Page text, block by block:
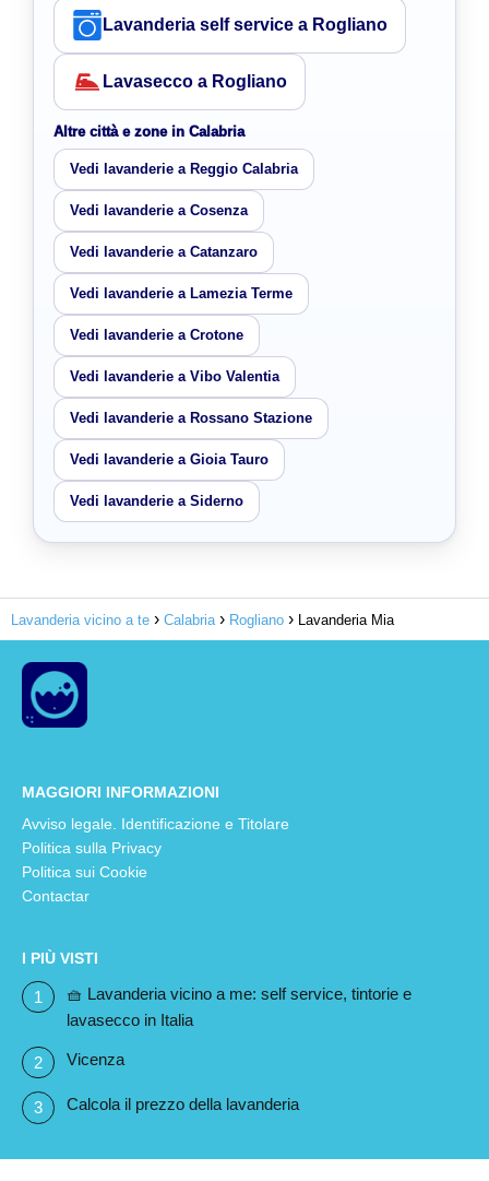
Lavanderia self service a Rogliano
Lavasecco a Rogliano
Altre città e zone in Calabria
Vedi lavanderie a Reggio Calabria
Vedi lavanderie a Cosenza
Vedi lavanderie a Catanzaro
Vedi lavanderie a Lamezia Terme
Vedi lavanderie a Crotone
Vedi lavanderie a Vibo Valentia
Vedi lavanderie a Rossano Stazione
Vedi lavanderie a Gioia Tauro
Vedi lavanderie a Siderno
Lavanderia vicino a te Calabria Rogliano Lavanderia Mia
MAGGIORI INFORMAZIONI
Avviso legale. Identificazione e Titolare
Politica sulla Privacy
Politica sui Cookie
Contactar
I PIÙ VISTI
🧺 Lavanderia vicino a me: self service, tintorie e
lavasecco in Italia
Vicenza
Calcola il prezzo della lavanderia